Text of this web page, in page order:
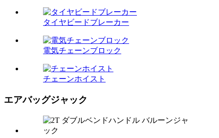
タイヤビードブレーカー
電気チェーンブロック
チェーンホイスト
エアバッグジャック